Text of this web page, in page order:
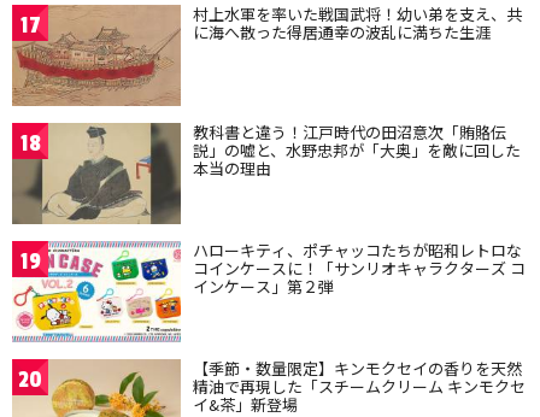
17 村上水軍を率いた戦国武将！幼い弟を支え、共
に海へ散った得居通幸の波乱に満ちた生涯
18 教科書と違う！江戸時代の田沼意次「賄賂伝
説」の嘘と、水野忠邦が「大奥」を敵に回した
本当の理由
19 ハローキティ、ポチャッコたちが昭和レトロな
コインケースに！「サンリオキャラクターズ コ
インケース」第２弾
20 【季節・数量限定】キンモクセイの香りを天然
精油で再現した「スチームクリーム キンモクセ
イ&茶」新登場